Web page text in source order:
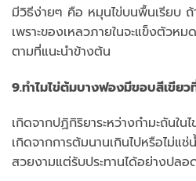
มีวิธีง่ายๆ คือ หมุนไข่บนพื้นเรียบ
เพราะของเหลวภายในจะแข็งตัวหม
ตามที่แนะนำข้างต้น
9.ทำไมไข่ต้มบางฟองมีขอบสีเขียว
เกิดจากปฏิกิริยาระหว่างกำมะถันใน
เกิดจากการต้มนานเกินไปหรือไม่แ
สวยงามแต่รับประทานได้อย่างปลอ